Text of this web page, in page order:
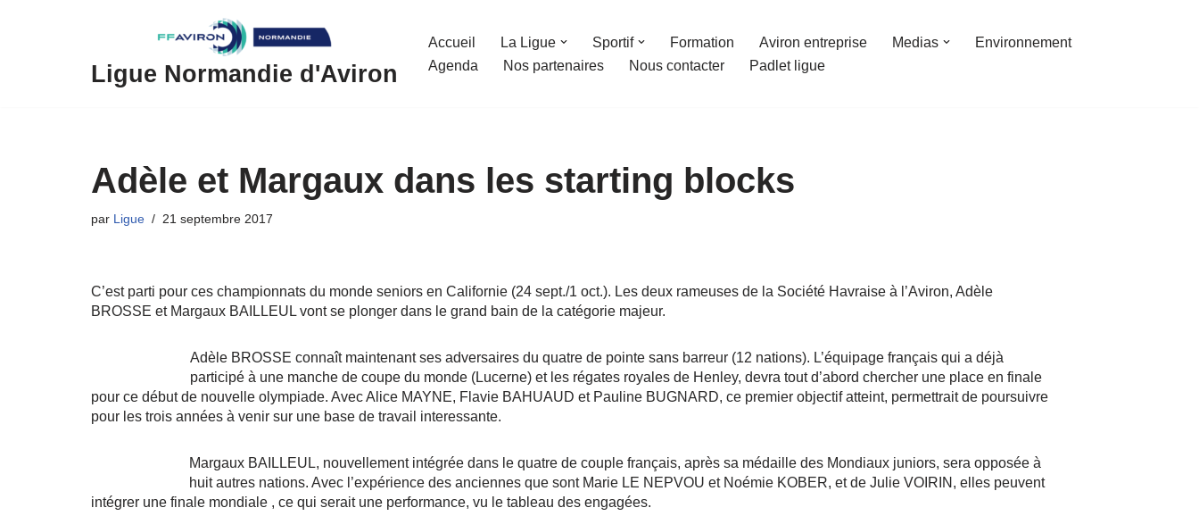
Ligue Normandie d'Aviron
Accueil La Ligue Sportif Formation Aviron entreprise Medias
Environnement
Agenda
Nos partenaires Nous contacter Padlet ligue
Adèle et Margaux dans les starting blocks
par Ligue 21 septembre 2017
C’est parti pour ces championnats du monde seniors en Californie (24 sept./1 oct.). Les deux rameuses de la Société Havraise à l’Aviron, Adèle
BROSSE et Margaux BAILLEUL vont se plonger dans le grand bain de la catégorie majeur.
Adèle BROSSE connaît maintenant ses adversaires du quatre de pointe sans barreur (12 nations). L’équipage français qui a déjà
participé à une manche de coupe du monde (Lucerne) et les régates royales de Henley, devra tout d’abord chercher une place en finale
pour ce début de nouvelle olympiade. Avec Alice MAYNE, Flavie BAHUAUD et Pauline BUGNARD, ce premier objectif atteint, permettrait de poursuivre
pour les trois années à venir sur une base de travail interessante.
Margaux BAILLEUL, nouvellement intégrée dans le quatre de couple français, après sa médaille des Mondiaux juniors, sera opposée à
huit autres nations. Avec l’expérience des anciennes que sont Marie LE NEPVOU et Noémie KOBER, et de Julie VOIRIN, elles peuvent
intégrer une finale mondiale , ce qui serait une performance, vu le tableau des engagées.